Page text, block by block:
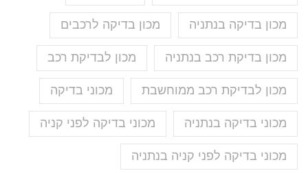
מכון בדיקה בנתניה מכון בדיקה לרכבים
מכון בדיקת רכב בנתניה מכון לבדיקת רכב
מכון לבדיקת רכב ממוחשבת מכוני בדיקה
מכוני בדיקה בנתניה מכוני בדיקה לפני קניה
מכוני בדיקה לפני קניה בנתניה